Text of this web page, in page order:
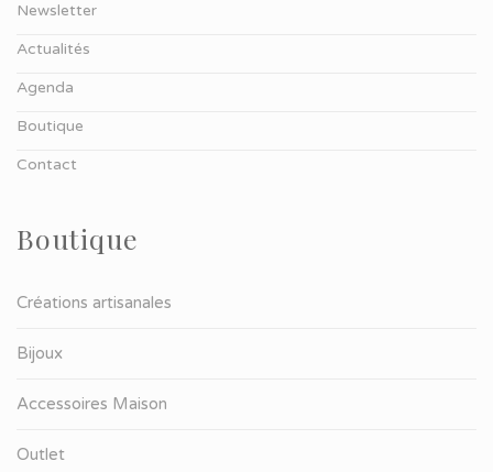
Newsletter
Actualités
Agenda
Boutique
Contact
Boutique
Créations artisanales
Bijoux
Accessoires Maison
Outlet